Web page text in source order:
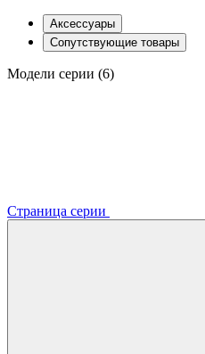
Аксессуары
Сопутствующие товары
Модели серии (6)
Страница серии